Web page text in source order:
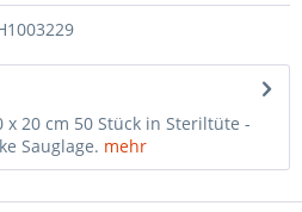
20 cm 50 Stück in Steriltüte -
Sauglage. mehr